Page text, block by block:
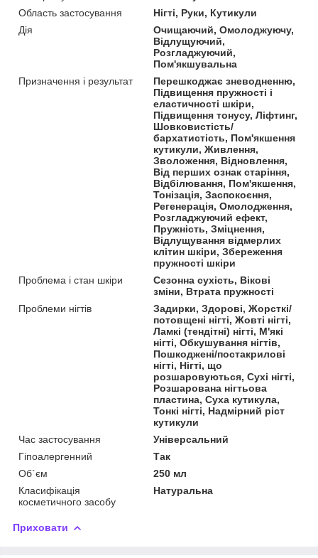
Область застосування
Нігті, Руки, Кутикули
Дія
Очищаючий, Омолоджуючу,
Відлущуючий,
Розгладжуючий,
Пом'якшувальна
Призначення і результат
Перешкоджає зневодненню,
Підвищення пружності і
еластичності шкіри,
Підвищення тонусу, Ліфтинг,
Шовковистість/
бархатистість, Пом'якшення
кутикули, Живлення,
Зволоження, Відновлення,
Від перших ознак старіння,
Відбілювання, Пом'якшення,
Тонізація, Заспокоєння,
Регенерація, Омолодження,
Розгладжуючий ефект,
Пружність, Зміцнення,
Відлущування відмерлих
клітин шкіри, Збереження
пружності шкіри
Проблема і стан шкіри
Сезонна сухість, Вікові
зміни, Втрата пружності
Проблеми нігтів
Задирки, Здорові, Жорсткі/
потовщені нігті, Жовті нігті,
Ламкі (тендітні) нігті, М'які
нігті, Обкушування нігтів,
Пошкоджені/постакрилові
нігті, Нігті, що
розшаровуються, Сухі нігті,
Розшарована нігтьова
пластина, Суха кутикула,
Тонкі нігті, Надмірний ріст
кутикули
Час застосування
Універсальний
Гіпоалергенний
Так
Об`єм
250 мл
Класифікація
косметичного засобу
Натуральна
Приховати